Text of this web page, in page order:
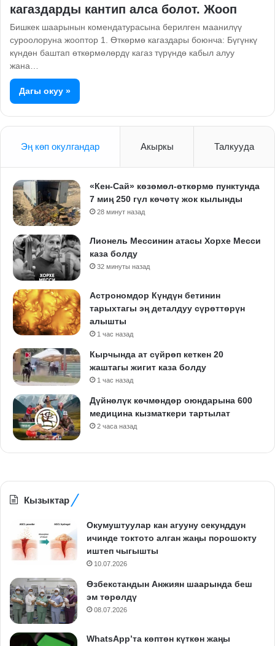
кагаздарды кантип алса болот. Жооп
Бишкек шаарынын комендатурасына берилген маанилүү
суроолоруна жооптор 1. Өткөрмө кагаздары боюнча: Бүгүнкү
күндөн баштап өткөрмөлөрдү кагаз түрүндө кабыл алуу
жана…
Дагы окуу »
Эң көп окулгандар Акыркы Талкууда
«Кен-Сай» көзөмөл-өткөрмө пунктунда
7 миң 250 гүл көчөтү жок кылынды
28 минут назад
Лионель Мессинин атасы Хорхе Месси
каза болду
32 минуты назад
Астрономдор Күндүн бетинин
тарыхтагы эң деталдуу сүрөттөрүн
алышты
1 час назад
Кырчында ат сүйрөп кеткен 20
жаштагы жигит каза болду
1 час назад
Дүйнөлүк көчмөндөр оюндарына 600
медицина кызматкери тартылат
2 часа назад
Кызыктар
Окумуштуулар кан агууну секунддун
ичинде токтото алган жаңы порошокту
иштеп чыгышты
10.07.2026
Өзбекстандын Анжиян шаарында беш
эм төрөлдү
08.07.2026
WhatsApp’та көптөн күткөн жаңы